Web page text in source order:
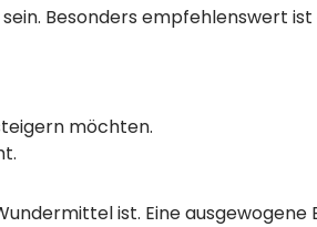
Besonders empfehlenswert ist
möchten.
ist. Eine ausgewogene